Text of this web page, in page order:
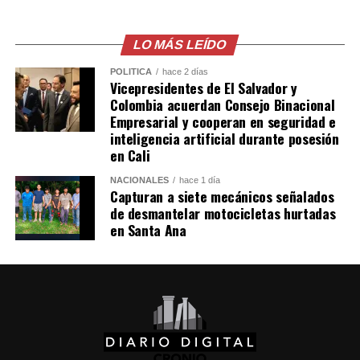
relaciones diplomáticas.
Sheinbaum también indicó que Chávez viajó a México en
un avión militar y calificó la entrega del salvoconducto
como «una acción de buena voluntad» de la presidenta
Keiko Fujimori.
Comparte esto:
Facebook X
Me gusta esto:
LO MÁS LEÍDO
POLÍTICA hace 2 días
Vicepresidentes de El Salvador y
Colombia acuerdan Consejo Binacional
Empresarial y cooperan en seguridad e
inteligencia artificial durante posesión
en Cali
NACIONALES hace 1 día
Capturan a siete mecánicos señalados
de desmantelar motocicletas hurtadas
en Santa Ana